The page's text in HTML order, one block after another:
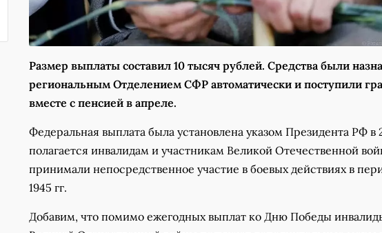
Размер выплаты составил 10 тысяч рублей. Средства были
региональным Отделением СФР автоматически и поступили
вместе с пенсией в апреле.
Федеральная выплата была установлена указом Президента РФ в
полагается инвалидам и участникам Великой Отечественной
принимали непосредственное участие в боевых действиях в
1945 гг.
Добавим, что помимо ежегодных выплат ко Дню Победы